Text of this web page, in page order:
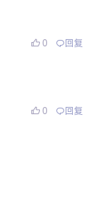
0 回复
0 回复